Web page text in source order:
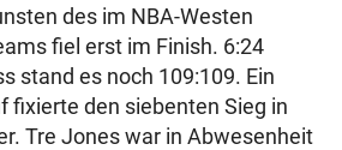
des im NBA-Westen
fiel erst im Finish. 6:24
stand es noch 109:109. Ein
fixierte den siebenten Sieg in
Tre Jones war in Abwesenheit